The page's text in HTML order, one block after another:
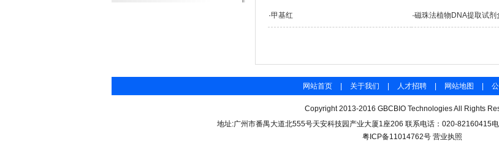
·甲基红 ·磁珠法植物DNA提取试剂
网站首页 关于我们 人才招聘 网站地图
Copyright 2013-2016 GBCBIO Technologies All Rights
地址:广州市番禺大道北555号天安科技园产业大厦1座206 联系电话：020-82160415
粤ICP备11014762号 营业执照